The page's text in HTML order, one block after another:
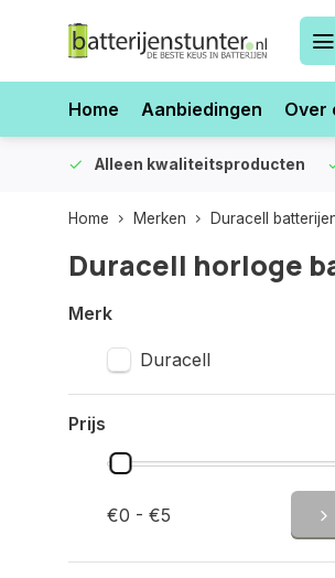
Home Aanbiedingen Over
Alleen kwaliteitsproducten
Home Merken Duracell
Duracell horloge
Merk
Duracell
Prijs
€0 - €5